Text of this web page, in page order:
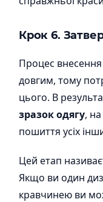
Крок 6.
Процес
довгим, тому
цього. В
зразок одягу,
пошиття усіх
Цей етап
Якщо ви один
кравчинею ви